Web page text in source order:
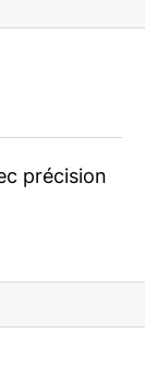
précision